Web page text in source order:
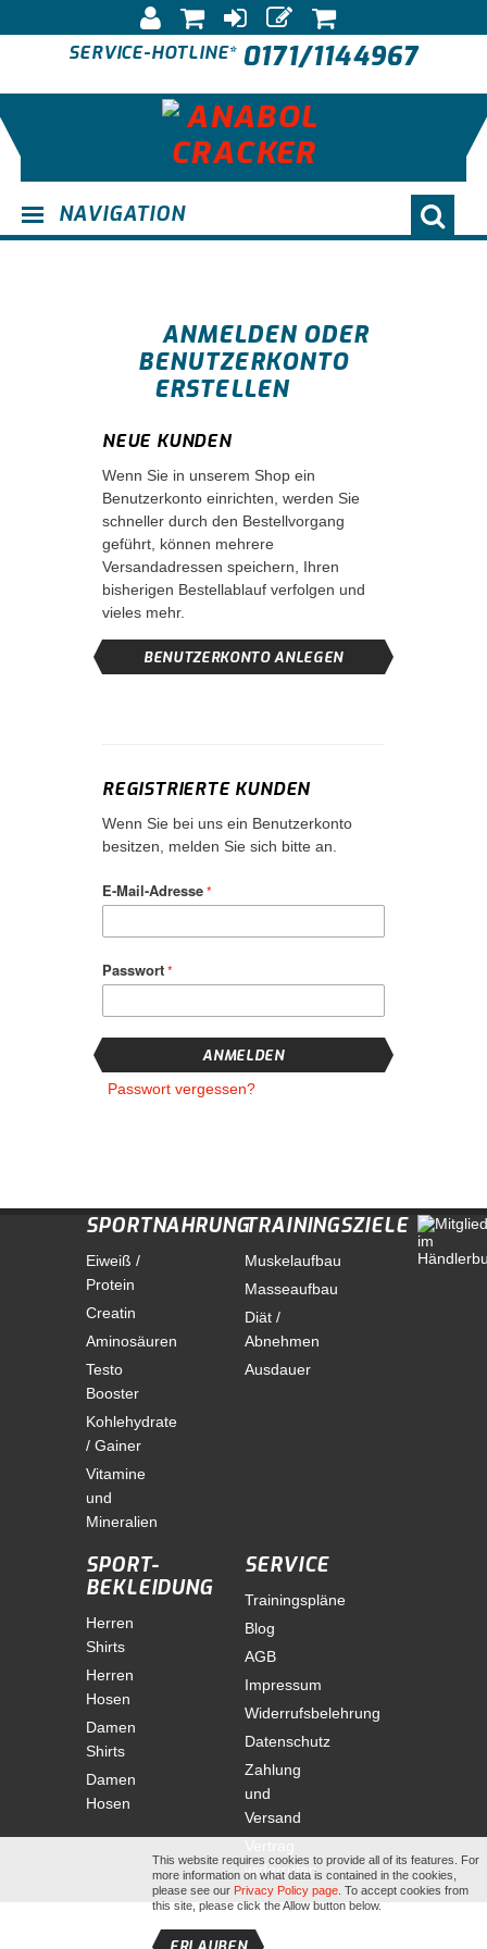
NAVIGATION
SERVICE-HOTLINE* 0171/1144967
ANMELDEN ODER
BENUTZERKONTO
ERSTELLEN
NEUE KUNDEN
Wenn Sie in unserem Shop ein
Benutzerkonto einrichten, werden Sie
schneller durch den Bestellvorgang
geführt, können mehrere
Versandadressen speichern, Ihren
bisherigen Bestellablauf verfolgen und
vieles mehr.
BENUTZERKONTO ANLEGEN
REGISTRIERTE KUNDEN
Wenn Sie bei uns ein Benutzerkonto
besitzen, melden Sie sich bitte an.
E-Mail-Adresse
Passwort
ANMELDEN
Passwort vergessen?
SPORTNAHRUNG
Eiweiß /
Protein
Creatin
Aminosäuren
Testo
Booster
Kohlehydrate
/ Gainer
Vitamine
und
Mineralien
TRAININGSZIELE
Muskelaufbau
Masseaufbau
Diät /
Abnehmen
Ausdauer
SPORT-
BEKLEIDUNG
Herren
Shirts
Herren
Hosen
Damen
Shirts
Damen
Hosen
SERVICE
Trainingspläne
Blog
AGB
Impressum
Widerrufsbelehrung
Datenschutz
Zahlung
und
Versand
widerrufen
This website requires cookies to provide all of its features. For
more information on what data is contained in the cookies,
please see our Privacy Policy page . To accept cookies from
this site, please click the Allow button below.